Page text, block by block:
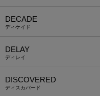
DECADE
ディケイド
DELAY
ディレイ
DISCOVERED
ディスカバード